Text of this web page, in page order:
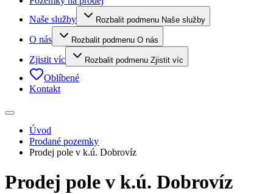
Naše služby
Rozbalit podmenu Naše služby
O nás Rozbalit podmenu O nás
Zjistit víc Rozbalit podmenu Zjistit víc
Oblíbené
Kontakt
Úvod
Prodané pozemky
Prodej pole v k.ú. Dobrovíz
Prodej pole v k.ú. Dobrovíz